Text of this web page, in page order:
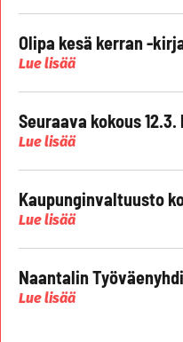
Olipa kesä kerran -
Lue lisää
Seuraava kokous 12.3.
Lue lisää
Kaupunginvaltuusto
Lue lisää
Naantalin
Lue lisää